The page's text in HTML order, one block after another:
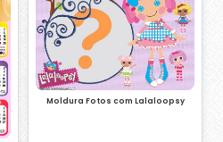
Moldura Fotos com Lalaloopsy